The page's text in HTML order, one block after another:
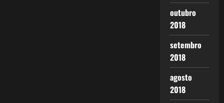
outubro
2018
setembro
2018
agosto
2018